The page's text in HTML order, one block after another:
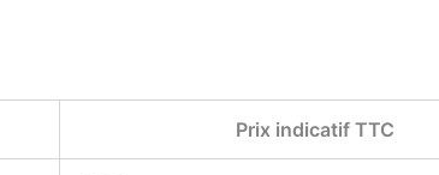
Prix indicatif TTC